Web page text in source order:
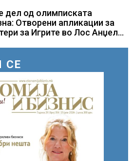
дел од олимписката
Отворени апликации за
за Игрите во Лос Анџелес
СЕ